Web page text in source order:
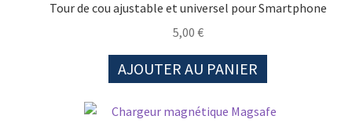
Tour de cou ajustable et universel pour Smartphone
5,00 €
AJOUTER AU PANIER